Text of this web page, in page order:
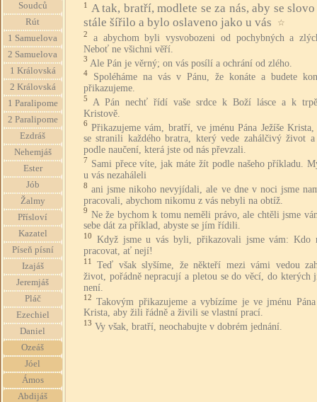
Soudců
Rút
1 Samuelova
2 Samuelova
1 Královská
2 Královská
1 Paralipome
2 Paralipome
Ezdráš
Nehemjáš
Ester
Jób
Žalmy
Přísloví
Kazatel
Píseň písní
Izajáš
Jeremjáš
Pláč
Ezechiel
Daniel
Ozeáš
Jóel
Ámos
Abdijáš
1
A tak, bratří, modlete se za nás, aby se slovo
stále šířilo a bylo oslaveno jako u vás
☆
2
a abychom byli vysvobozeni od pochybných a
Neboť ne všichni věří.
3 Ale Pán je věrný; on vás posílí a ochrání od zlého.
4
Spoléháme na vás v Pánu, že konáte a budete
přikazujeme.
5
A Pán nechť řídí vaše srdce k Boží lásce a k
Kristově.
6 Přikazujeme vám, bratří, ve jménu Pána Ježíše Krista,
se stranili každého bratra, který vede zahálčivý život a
podle naučení, která jste od nás převzali.
7 Sami přece víte, jak máte žít podle našeho příkladu.
u vás nezaháleli
8 ani jsme nikoho nevyjídali, ale ve dne v noci jsme
pracovali, abychom nikomu z vás nebyli na obtíž.
9 Ne že bychom k tomu neměli právo, ale chtěli jsme
sebe dát za příklad, abyste se jím řídili.
10
Když jsme u vás byli, přikazovali jsme vám: Kdo
pracovat, ať nejí!
11
Teď však slyšíme, že někteří mezi vámi vedou
život, pořádně nepracují a pletou se do věcí, do kterých
není.
12
Takovým přikazujeme a vybízíme je ve jménu Pána
Krista, aby žili řádně a živili se vlastní prací.
13 Vy však, bratří, neochabujte v dobrém jednání.